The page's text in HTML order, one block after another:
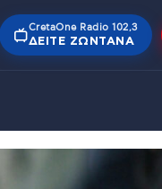
CretaOne Radio 102,3
ΔΕΊΤΕ ΖΩΝΤΑΝΆ